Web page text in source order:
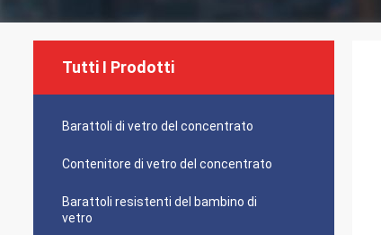
Tutti I Prodotti
Barattoli di vetro del concentrato
Contenitore di vetro del concentrato
Barattoli resistenti del bambino di
vetro